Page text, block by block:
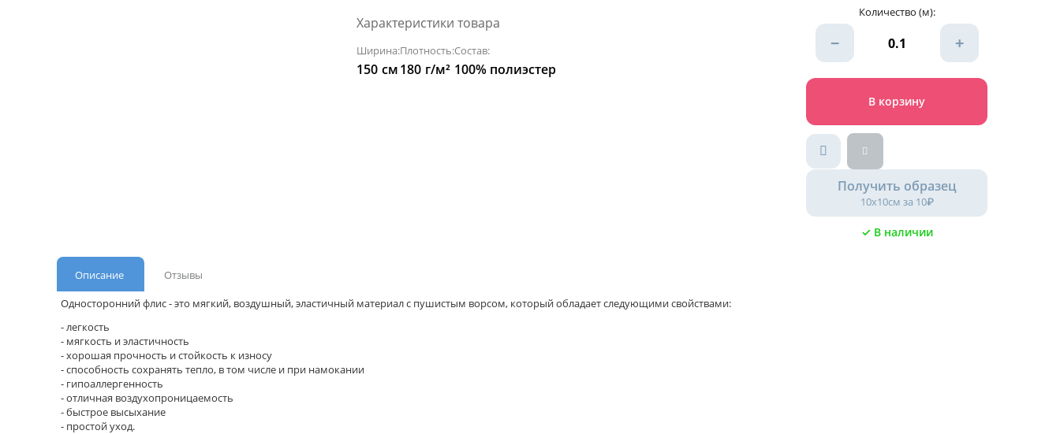
Характеристики товара
Ширина:
150 см
Плотность:
180 г/м²
Состав:
100% полиэстер
Количество (м):
− +
В корзину
Получить образец
10х10см за 10₽
✓ В наличии
Описание
Отзывы
Односторонний флис - это мягкий, воздушный, эластичный материал с пушистым ворсом, который обладает следующими свойствами:
- легкость
- мягкость и эластичность
- хорошая прочность и стойкость к износу
- способность сохранять тепло, в том числе и при намокании
- гипоаллергенность
- отличная воздухопроницаемость
- быстрое высыхание
- простой уход.